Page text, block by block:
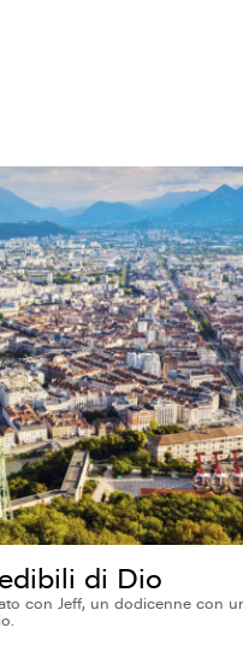
di Dio
con Jeff, un dodicenne con